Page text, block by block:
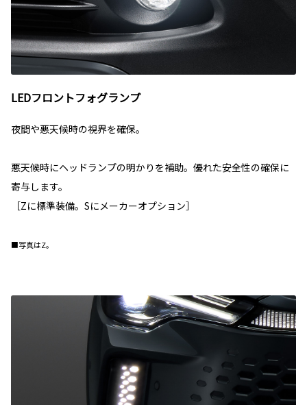
LEDフロントフォグランプ
夜間や悪天候時の視界を確保。
悪天候時にヘッドランプの明かりを補助。優れた安全性の確保に
寄与します。
［Zに標準装備。Sにメーカーオプション］
■写真はZ。